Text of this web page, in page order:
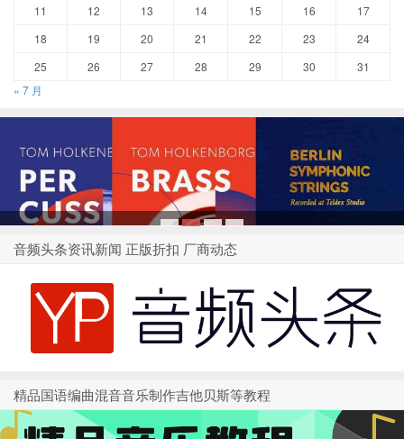
11
12 13 14 15 16
17
18
19 20 21 22 23
24
25
26 27 28 29 30
31
« 7 月
1 2 3 4
音频头条资讯新闻 正版折扣 厂商动态
精品国语编曲混音音乐制作吉他贝斯等教程